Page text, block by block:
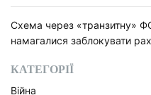
Схема через «транзитну»
намагалися заблокувати
КАТЕГОРІЇ
Війна